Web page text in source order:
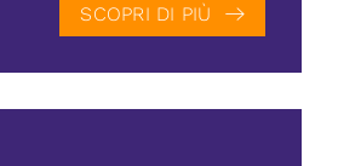
SCOPRI DI PIÙ